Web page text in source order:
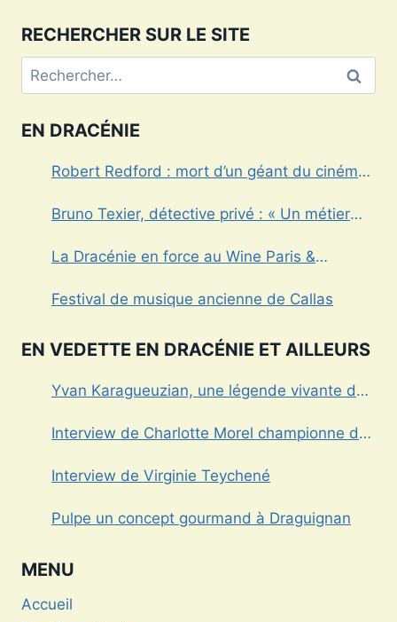
RECHERCHER SUR LE SITE
Rechercher :
EN DRACÉNIE
Robert Redford : mort d’un géant du cinéma
Bruno Texier, détective privé : « Un métier
entreprises »
La Dracénie en force au Wine Paris &
Festival de musique ancienne de Callas
EN VEDETTE EN DRACÉNIE ET AILLEURS
Yvan Karagueuzian, une légende vivante de
Interview de Charlotte Morel championne de
Interview de Virginie Teychené
Pulpe un concept gourmand à Draguignan
MENU
Accueil